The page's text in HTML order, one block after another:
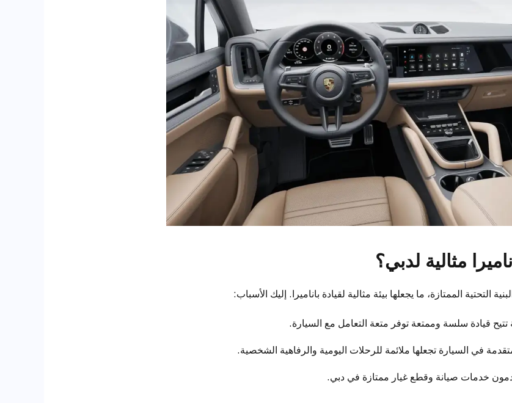
مثالية لدبي؟
التحتية الممتازة، ما يجعلها بيئة مثالية لقيادة باناميرا. إليك الأسباب:
قيادة سلسة وممتعة توفر متعة التعامل مع السيارة.
في السيارة تجعلها ملائمة للرحلات اليومية والرفاهية الشخصية.
خدمات صيانة وقطع غيار ممتازة في دبي.